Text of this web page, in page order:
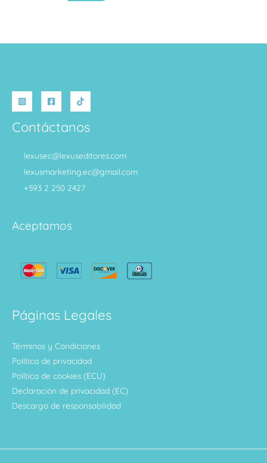
Contáctanos
lexusec@lexuseditores.com
lexusmarketing.ec@gmail.com
+593 2 250 2427
Aceptamos
Páginas Legales
Términos y Condiciones
Política de privacidad
Política de cookies (ECU)
Declaración de privacidad (EC)
Descargo de responsabilidad